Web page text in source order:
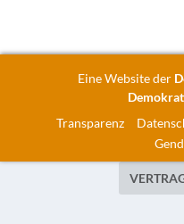
Eine Website der
Transparenz